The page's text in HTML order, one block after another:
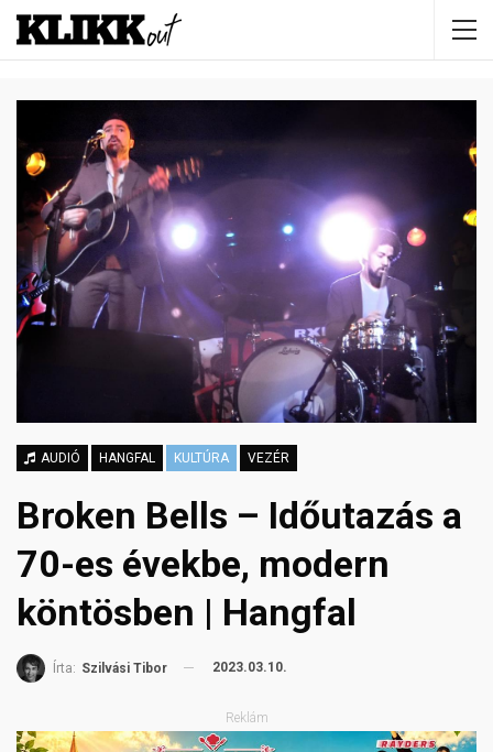
AUDIÓ HANGFAL KULTÚRA VEZÉR
Broken Bells – Időutazás a
70-es évekbe, modern
köntösben | Hangfal
Írta: Szilvási Tibor 2023.03.10.
Reklám